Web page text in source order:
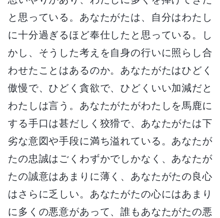
と思っている。あなたがたは、自分はわたし
に十分過ぎるほど奉仕したと思っている。し
かし、そうした考えを自身の行いに照らし合
わせたことはあるのか。あなたがたはひどく
傲慢で、ひどく貪欲で、ひどくいい加減だと
わたしは言う。あなたがたがわたしを馬鹿に
する手口は甚だしく狡猾で、あなたがたは下
劣な意図や手段に満ち溢れている。あなたが
たの忠誠はごくわずかでしかなく、あなたが
たの誠意はあまりに薄く、あなたがたの良心
はさらに乏しい。あなたがたの心にはあまり
に多くの悪意があって、誰もあなたがたの悪